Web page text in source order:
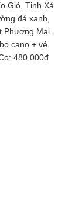
Gió, Tịnh Xá
đá xanh,
Phương Mai.
cano + vé
480.000đ